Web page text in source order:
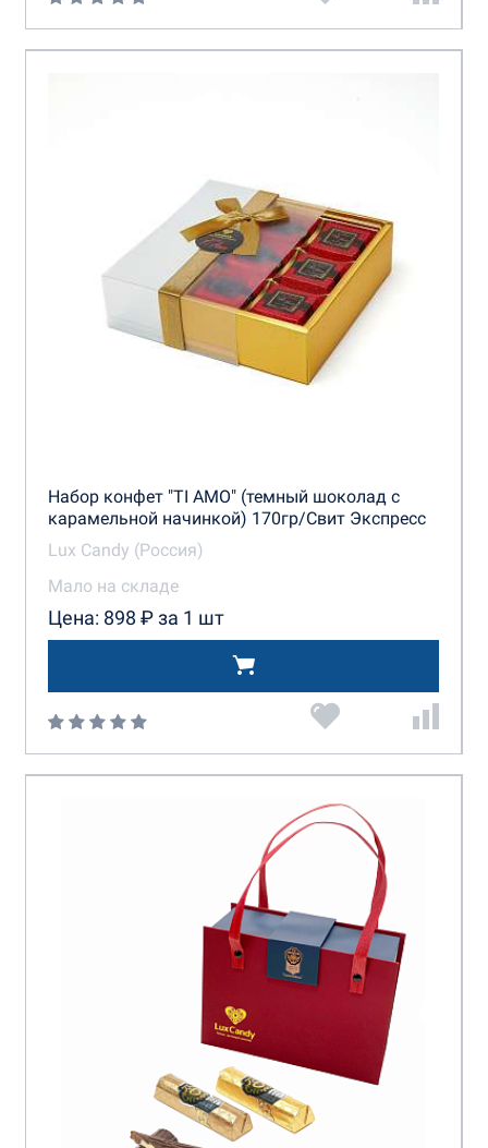
Набор конфет "TI AMO" (темный шоколад с
карамельной начинкой) 170гр/Свит Экспресс
Lux Candy (Россия)
Мало на складе
Цена: 898 ₽ за 1 шт